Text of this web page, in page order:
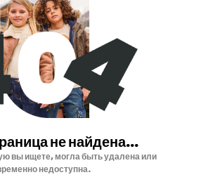
не найдена...
вы ищете, могла быть удалена или
недоступна.